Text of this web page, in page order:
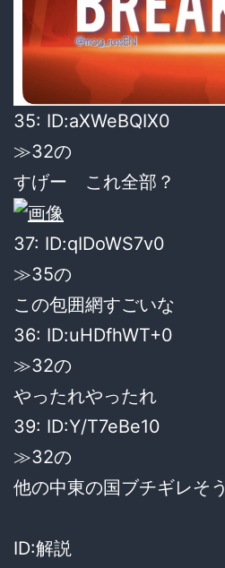
35: ID:aXWeBQIX0
≫32の
すげー これ全部？
37: ID:qIDoWS7v0
≫35の
この包囲網すごいな
36: ID:uHDfhWT+0
≫32の
やったれやったれ
39: ID:Y/T7eBe10
≫32の
他の中東の国ブチギレそう
ID:解説